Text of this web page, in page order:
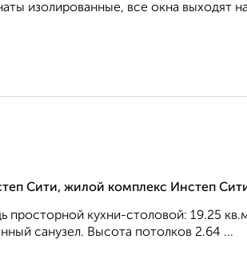
изолированные, все окна выходят
Сити, жилой комплекс Инстеп
кухни-столовой: 19.25
санузел. Высота потолков 2.64 ...